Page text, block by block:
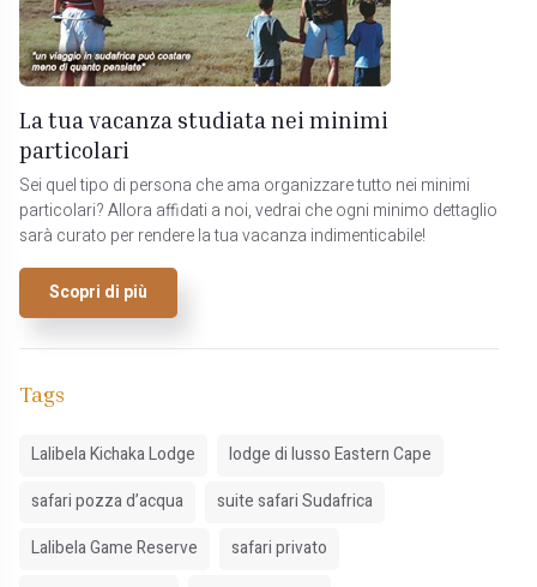
La tua vacanza studiata nei minimi
particolari
Sei quel tipo di persona che ama organizzare tutto nei minimi
particolari? Allora affidati a noi, vedrai che ogni minimo dettaglio
sarà curato per rendere la tua vacanza indimenticabile!
Scopri di più
Tags
Lalibela Kichaka Lodge
lodge di lusso Eastern Cape
safari pozza d’acqua
suite safari Sudafrica
Lalibela Game Reserve
safari privato